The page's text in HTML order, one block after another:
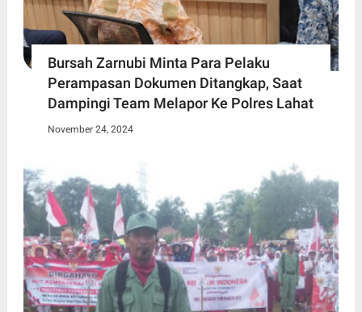
Bursah Zarnubi Minta Para Pelaku
Perampasan Dokumen Ditangkap, Saat
Dampingi Team Melapor Ke Polres Lahat
November 24, 2024